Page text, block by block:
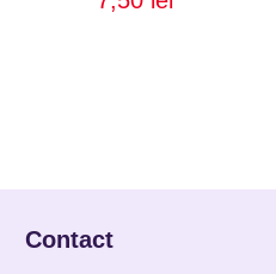
Contact